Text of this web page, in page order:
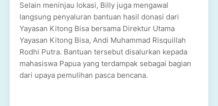
Selain meninjau lokasi, Billy juga mengawal
langsung penyaluran bantuan hasil donasi dari
Yayasan Kitong Bisa bersama Direktur Utama
Yayasan Kitong Bisa, Andi Muhammad Risquillah
Rodhi Putra. Bantuan tersebut disalurkan kepada
mahasiswa Papua yang terdampak sebagai bagian
dari upaya pemulihan pasca bencana.